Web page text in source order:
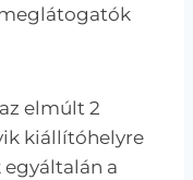
elmúlt 2
kiállítóhelyre
a